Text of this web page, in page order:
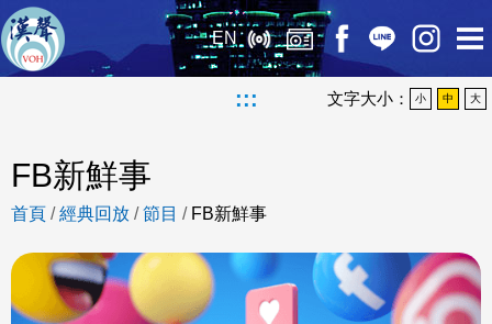
EN
::: 文字大小： 小 中 大
FB新鮮事
首頁 /經典回放 /節目 / FB新鮮事